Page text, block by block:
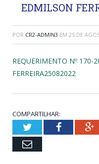
EDMILSON
POR CR2-ADMIN3 EM 25 DE
REQUERIMENTO Nº 170-
FERREIRA25082022
COMPARTILHAR:
TwitterFacebook
Email